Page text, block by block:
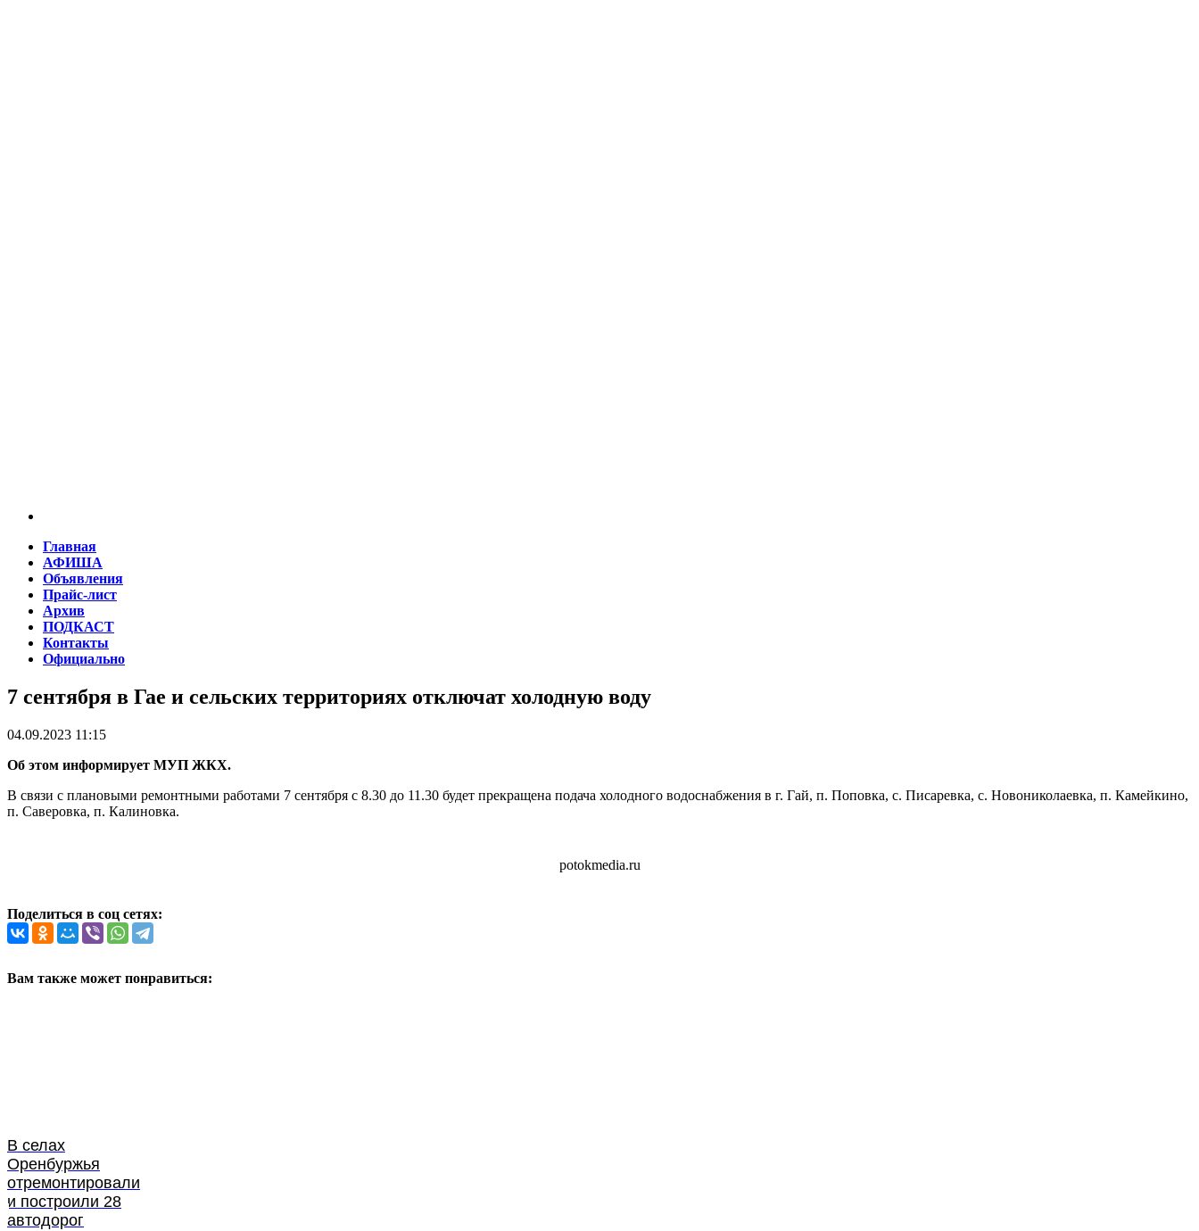
Главная
АФИША
Объявления
Прайс-лист
Архив
ПОДКАСТ
Контакты
Официально
7 сентября в Гае и сельских территориях отключат холодную воду
04.09.2023 11:15
Об этом информирует МУП ЖКХ.
В связи с плановыми ремонтными работами 7 сентября с 8.30 до 11.30 будет прекращена подача холодного водоснабжения в г. Гай, п. Поповка, с. Писаревка, с. Новониколаевка, п. Камейкино,
п. Саверовка, п. Калиновка.
potokmedia.ru
Поделиться в соц сетях:
Вам также может понравиться:
В селах
Оренбуржья
отремонтировали
и построили 28
автодорог